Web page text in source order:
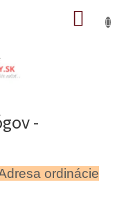
-
ordinácie